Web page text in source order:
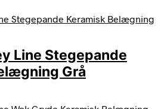
Line Stegepande
Grå